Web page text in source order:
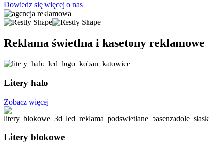
Dowiedz się więcej o nas
Reklama świetlna i kasetony reklamowe
Litery halo
Zobacz więcej
Litery blokowe